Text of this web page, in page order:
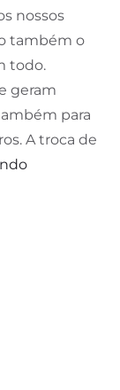
nossos
também o
todo.
geram
para
A troca de